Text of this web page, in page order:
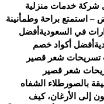
شركة خدمات منزلية
– استمتع براحة وطمأنينة
في السعودية أفضل
أفضل أكواد خصم
تسريحات شعر قصير
شعر قصير
طلاء الشفاه
إلى الأرغان، كيف